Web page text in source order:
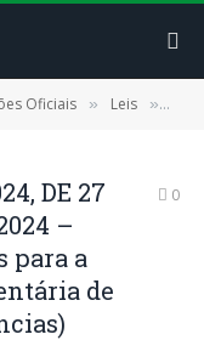
Oficiais » Leis »
DE 27
–
para a
de
0